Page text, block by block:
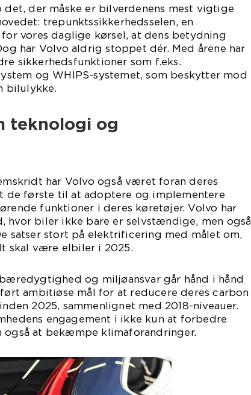
det, der måske er bilverdenens mest vigtige
trepunktssikkerhedsselen, en
vores daglige kørsel, at dens betydning
har Volvo aldrig stoppet dér. Med årene har
sikkerhedsfunktioner som f.eks.
og WHIPS-systemet, som beskytter mod
bilulykke.
teknologi og
har Volvo også været foran deres
de første til at adoptere og implementere
funktioner i deres køretøjer. Volvo har
biler ikke bare er selvstændige, men også
satser stort på elektrificering med målet om,
skal være elbiler i 2025.
og miljøansvar går hånd i hånd
ambitiøse mål for at reducere deres carbon
2025, sammenlignet med 2018-niveauer.
engagement i ikke kun at forbedre
også at bekæmpe klimaforandringer.